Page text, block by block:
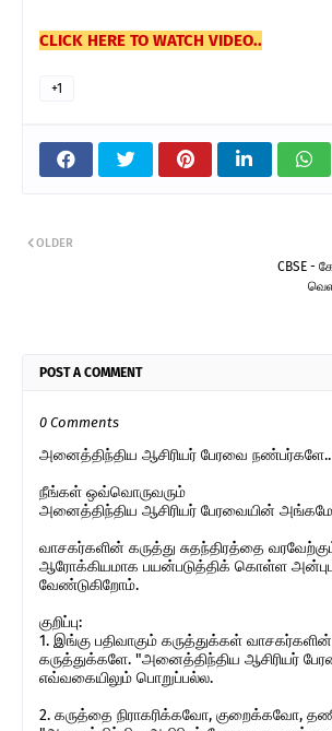
CLICK HERE TO WATCH VIDEO..
+1
CBSE -
OLDER
POST A COMMENT
0 Comments
அனைத்திந்திய ஆசிரியர் பேரவை நண்பர்களே..
நீங்கள் ஒவ்வொருவரும்
அனைத்திந்திய ஆசிரியர் பேரவையின்
வாசகர்களின் கருத்து சுதந்திரத்தை
ஆரோக்கியமாக பயன்படுத்திக் கொள்ள
வேண்டுகிறோம்.
குறிப்பு:
1. இங்கு பதிவாகும் கருத்துக்கள்
கருத்துக்களே. "அனைத்திந்திய ஆசிரியர்
எவ்வகையிலும் பொறுப்பல்ல.
2. கருத்தை நிராகரிக்கவோ, குறைக்கவோ,